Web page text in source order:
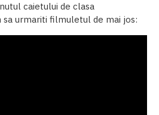
caietului de clasa
sa urmariti filmuletul de mai jos: